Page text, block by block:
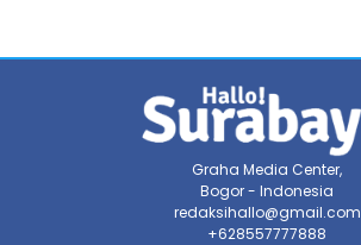
Graha Media Center,
Bogor - Indonesia
redaksihallo@gmail.com
+628557777888